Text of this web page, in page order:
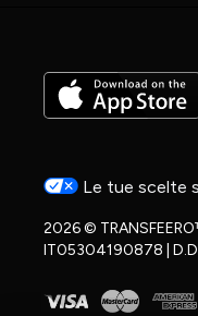
Le tue scelte
2026 ©
IT05304190878 |